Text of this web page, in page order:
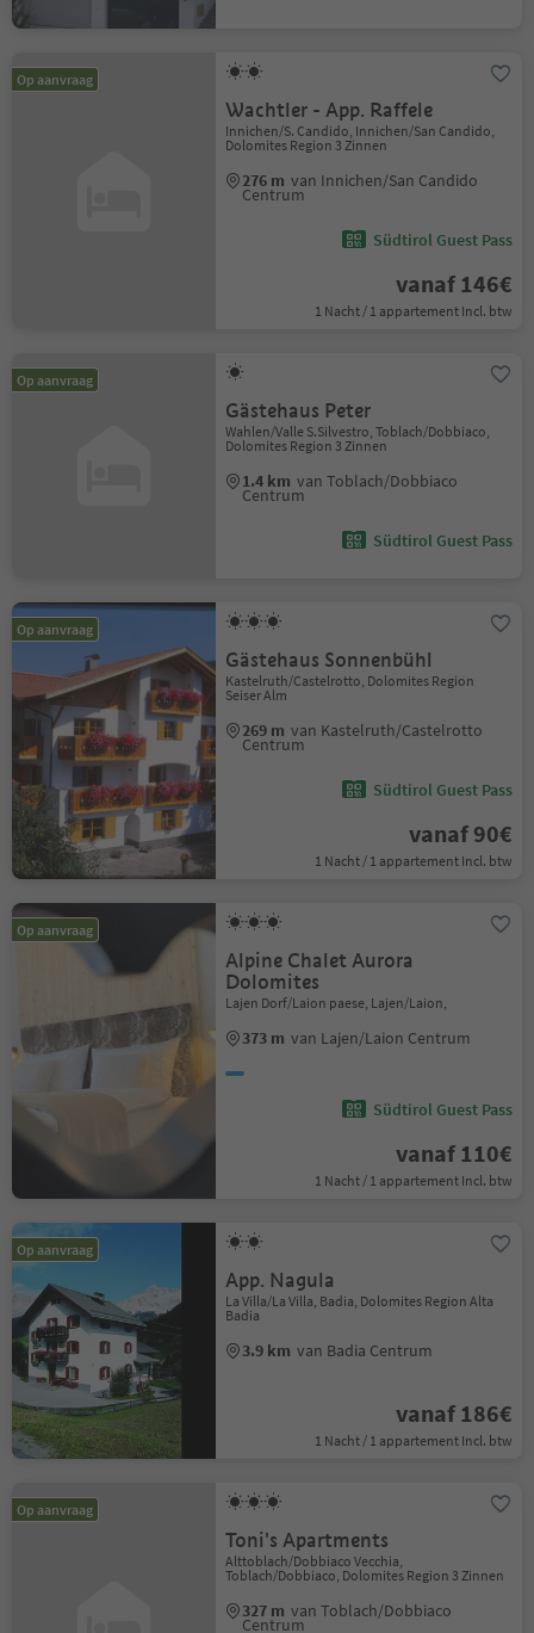
Op aanvraag
Wachtler - App. Raffele
Innichen/S. Candido, Innichen/San Candido,
Dolomites Region 3 Zinnen
276 m van Innichen/San Candido
Centrum
Südtirol Guest Pass
vanaf 146€
1 Nacht / 1 appartement Incl. btw
Op aanvraag
Gästehaus Peter
Wahlen/Valle S.Silvestro, Toblach/Dobbiaco,
Dolomites Region 3 Zinnen
1.4 km van Toblach/Dobbiaco
Centrum
Südtirol Guest Pass
Op aanvraag
Gästehaus Sonnenbühl
Kastelruth/Castelrotto, Dolomites Region
Seiser Alm
269 m van Kastelruth/Castelrotto
Centrum
Südtirol Guest Pass
vanaf 90€
1 Nacht / 1 appartement Incl. btw
Op aanvraag
Alpine Chalet Aurora
Dolomites
Lajen Dorf/Laion paese, Lajen/Laion,
373 m van Lajen/Laion Centrum
Südtirol Guest Pass
vanaf 110€
1 Nacht / 1 appartement Incl. btw
Op aanvraag
App. Nagula
La Villa/La Villa, Badia, Dolomites Region Alta
Badia
3.9 km van Badia Centrum
vanaf 186€
1 Nacht / 1 appartement Incl. btw
Op aanvraag
Toni's Apartments
Alttoblach/Dobbiaco Vecchia,
Toblach/Dobbiaco, Dolomites Region 3 Zinnen
327 m van Toblach/Dobbiaco
Centrum